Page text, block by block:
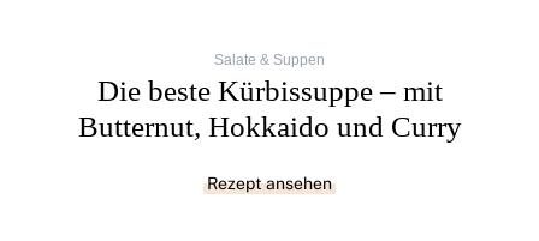
Salate & Suppen
Die beste Kürbissuppe – mit
Butternut, Hokkaido und Curry
Rezept ansehen